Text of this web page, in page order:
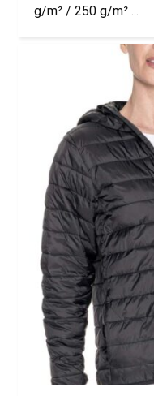
g/m² / 250 g/m² ...